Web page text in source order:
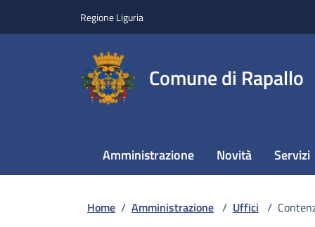
Regione Liguria
Comune di Rapallo
Amministrazione Novità Servizi
Home / Amministrazione / Uffici /